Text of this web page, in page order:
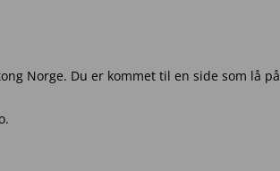
Norge. Du er kommet til en side som lå på